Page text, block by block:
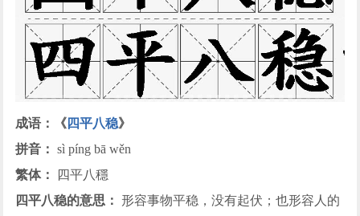
成语：《 四平八稳》
拼音： sì píng bā wěn
繁体：
四平八穩
四平八稳的意思：
形容事物平稳，没有起伏；也形容人的